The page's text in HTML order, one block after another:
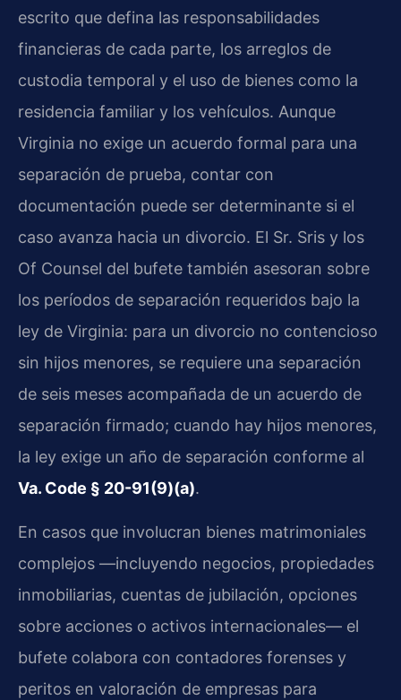
escrito que defina las responsabilidades
financieras de cada parte, los arreglos de
custodia temporal y el uso de bienes como la
residencia familiar y los vehículos. Aunque
Virginia no exige un acuerdo formal para una
separación de prueba, contar con
documentación puede ser determinante si el
caso avanza hacia un divorcio. El Sr. Sris y los
Of Counsel del bufete también asesoran sobre
los períodos de separación requeridos bajo la
ley de Virginia: para un divorcio no contencioso
sin hijos menores, se requiere una separación
de seis meses acompañada de un acuerdo de
separación firmado; cuando hay hijos menores,
la ley exige un año de separación conforme al
Va. Code § 20-91(9)(a).
En casos que involucran bienes matrimoniales
complejos —incluyendo negocios, propiedades
inmobiliarias, cuentas de jubilación, opciones
sobre acciones o activos internacionales— el
bufete colabora con contadores forenses y
peritos en valoración de empresas para